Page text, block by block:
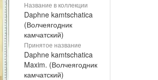
Название в коллекции
Daphne kamtschatica
(Волчеягодник
камчатский)
Принятое название
Daphne kamtschatica
Maxim. (Волчеягодник
камчатский)